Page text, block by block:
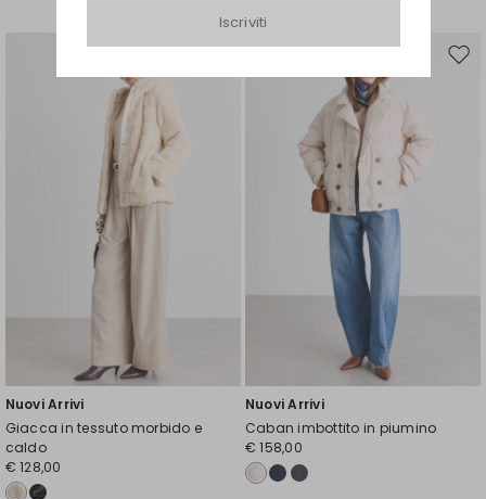
Nuovi Arrivi
Giacca in tessuto morbido e
caldo
€ 128,00
Nuovi Arrivi
Caban imbottito in piumino
€ 158,00
Iscriviti